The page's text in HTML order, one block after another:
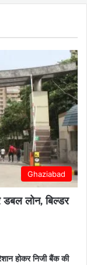
Ghaziabad
डबल लोन, बिल्डर
होकर निजी बैंक की